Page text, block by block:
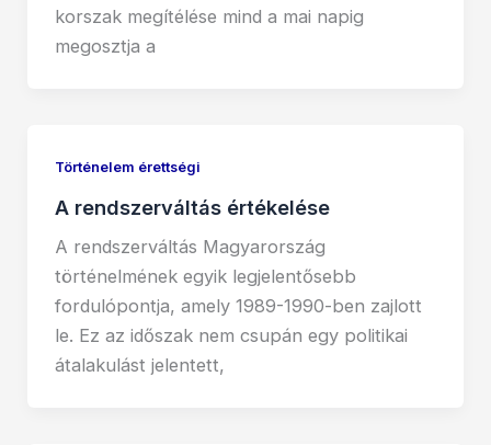
korszak megítélése mind a mai napig
megosztja a
Történelem érettségi
A rendszerváltás értékelése
A rendszerváltás Magyarország
történelmének egyik legjelentősebb
fordulópontja, amely 1989-1990-ben zajlott
le. Ez az időszak nem csupán egy politikai
átalakulást jelentett,